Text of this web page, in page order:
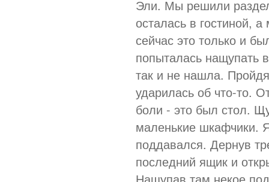
Эли. Мы решили
осталась в гостиной,
сейчас это только и
попыталась нащупать
так и не нашла.
ударилась об что-то.
боли - это был стол.
маленькие шкафчики.
поддавался. Дернув
последний ящик и